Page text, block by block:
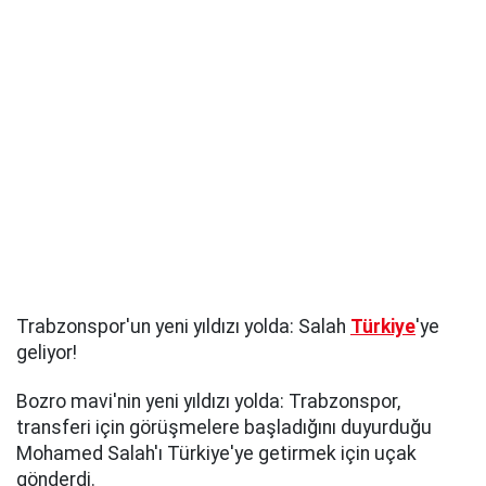
Trabzonspor'un yeni yıldızı yolda: Salah Türkiye'ye
geliyor!
Bozro mavi'nin yeni yıldızı yolda: Trabzonspor,
transferi için görüşmelere başladığını duyurduğu
Mohamed Salah'ı Türkiye'ye getirmek için uçak
gönderdi.